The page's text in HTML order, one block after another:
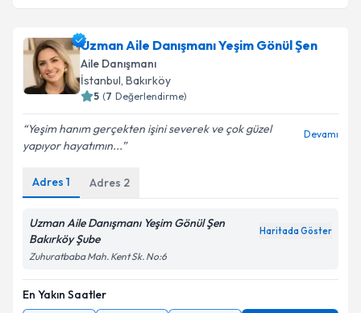
Uzman Aile Danışmanı Yeşim Gönül Şen
Aile Danışmanı
İstanbul, Bakırköy
5 (7 Değerlendirme)
Yeşim hanım gerçekten işini severek ve çok güzel
yapıyor hayatımın...
Devamı
Adres 1 Adres 2
Uzman Aile Danışmanı Yeşim Gönül Şen
Bakırköy Şube
Haritada Göster
Zuhuratbaba Mah. Kent Sk. No:6
En Yakın Saatler